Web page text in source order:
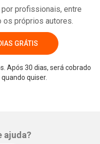
profissionais, entre
os próprios autores.
GRÁTIS
Após 30 dias, será cobrado
quiser.
ajuda?